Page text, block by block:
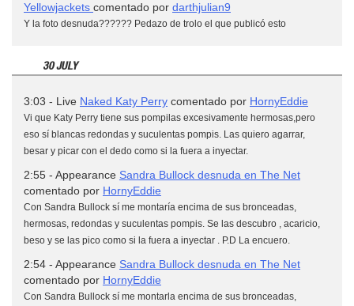
Yellowjackets comentado por darthjulian9
Y la foto desnuda?????? Pedazo de trolo el que publicó esto
30 JULY
3:03 - Live Naked Katy Perry comentado por HornyEddie
Vi que Katy Perry tiene sus pompilas excesivamente hermosas,pero
eso sí blancas redondas y suculentas pompis. Las quiero agarrar,
besar y picar con el dedo como si la fuera a inyectar.
2:55 - Appearance Sandra Bullock desnuda en The Net
comentado por HornyEddie
Con Sandra Bullock sí me montaría encima de sus bronceadas,
hermosas, redondas y suculentas pompis. Se las descubro , acaricio,
beso y se las pico como si la fuera a inyectar . P.D La encuero.
2:54 - Appearance Sandra Bullock desnuda en The Net
comentado por HornyEddie
Con Sandra Bullock sí me montarla encima de sus bronceadas,